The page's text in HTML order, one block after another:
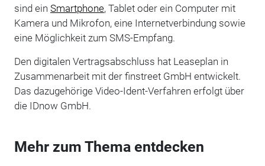
sind ein Smartphone, Tablet oder ein Computer mit
Kamera und Mikrofon, eine Internetverbindung sowie
eine Möglichkeit zum SMS-Empfang.
Den digitalen Vertragsabschluss hat Leaseplan in
Zusammenarbeit mit der finstreet GmbH entwickelt.
Das dazugehörige Video-Ident-Verfahren erfolgt über
die IDnow GmbH.
Mehr zum Thema entdecken